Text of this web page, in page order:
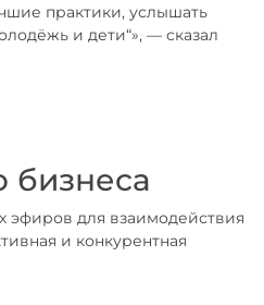
практики, услышать
и дети“», — сказал
бизнеса
для взаимодействия
и конкурентная